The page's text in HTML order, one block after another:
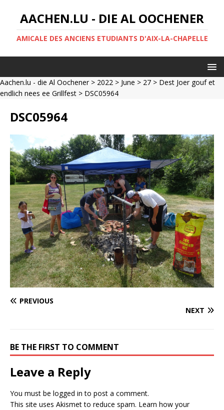
AACHEN.LU - DIE AL OOCHENER
AMICALE DES ANCIENS ETUDIANTS D'AIX-LA-CHAPELLE
Aachen.lu - die Al Oochener> 2022 > June > 27 > Dest Joer gouf et
endlich nees ee Grillfest > DSC05964
DSC05964
PREVIOUS
NEXT
BE THE FIRST TO COMMENT
Leave a Reply
You must be logged in to post a comment.
This site uses Akismet to reduce spam. Learn how your